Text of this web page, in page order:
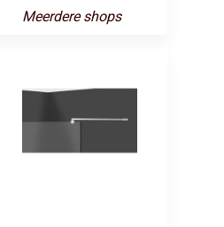
Meerdere shops